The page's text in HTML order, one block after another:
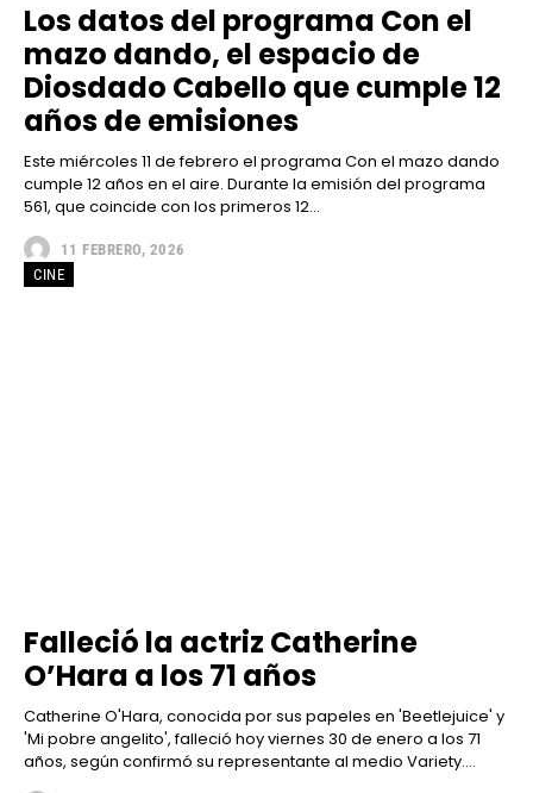
Los datos del programa Con el
mazo dando, el espacio de
Diosdado Cabello que cumple 12
años de emisiones
Este miércoles 11 de febrero el programa Con el mazo dando
cumple 12 años en el aire. Durante la emisión del programa
561, que coincide con los primeros 12...
11 FEBRERO, 2026
CINE
Falleció la actriz Catherine
O’Hara a los 71 años
Catherine O'Hara, conocida por sus papeles en 'Beetlejuice' y
'Mi pobre angelito', falleció hoy viernes 30 de enero a los 71
años, según confirmó su representante al medio Variety....